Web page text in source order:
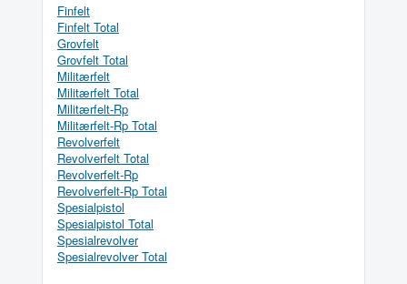
Finfelt
Finfelt Total
Grovfelt
Grovfelt Total
Militærfelt
Militærfelt Total
Militærfelt-Rp
Militærfelt-Rp Total
Revolverfelt
Revolverfelt Total
Revolverfelt-Rp
Revolverfelt-Rp Total
Spesialpistol
Spesialpistol Total
Spesialrevolver
Spesialrevolver Total